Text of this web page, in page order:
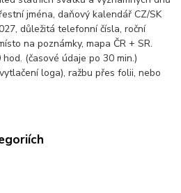
jména, daňový kalendář CZ/SK
důležitá telefonní čísla, roční
na poznámky, mapa ČR + SR.
(časové údaje po 30 min.)
loga), ražbu přes folii, nebo